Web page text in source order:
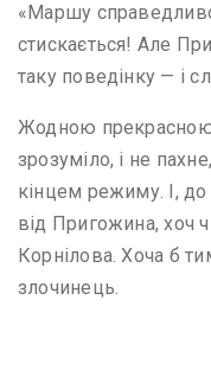
«Маршу
стискається! Але
таку поведінку — і
Жодною прекрасною
зрозуміло, і не
кінцем режиму. І, до
від Пригожина, хоч
Корнілова. Хоча б
злочинець.